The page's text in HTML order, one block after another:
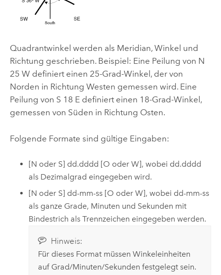
Quadrantwinkel werden als Meridian, Winkel und
Richtung geschrieben. Beispiel: Eine Peilung von N
25 W definiert einen 25-Grad-Winkel, der von
Norden in Richtung Westen gemessen wird. Eine
Peilung von S 18 E definiert einen 18-Grad-Winkel,
gemessen von Süden in Richtung Osten.
Folgende Formate sind gültige Eingaben:
[N oder S] dd.dddd [O oder W], wobei dd.dddd
als Dezimalgrad eingegeben wird.
[N oder S] dd-mm-ss [O oder W], wobei dd-mm-ss
als ganze Grade, Minuten und Sekunden mit
Bindestrich als Trennzeichen eingegeben werden.
Hinweis:
Für dieses Format müssen Winkeleinheiten
auf Grad/Minuten/Sekunden festgelegt sein.